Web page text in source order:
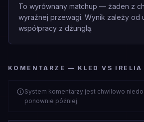
To wyrównany matchup — żaden z
wyraźnej przewagi. Wynik zależy od
współpracy z dżunglą.
KOMENTARZE — KLED VS IRELIA
System komentarzy jest chwilowo
ponownie później.